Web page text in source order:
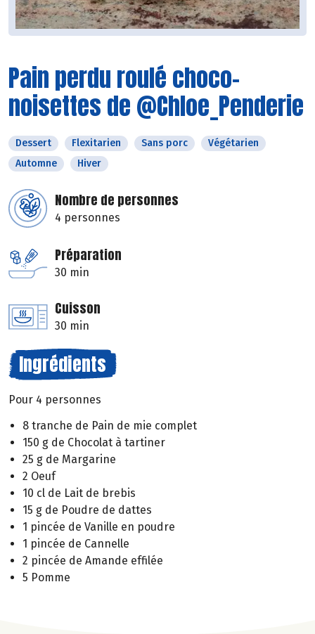
Pain perdu roulé choco-
noisettes de @Chloe_Penderie
Dessert Flexitarien Sans porc
Végétarien
Automne
Hiver
Nombre de personnes
4 personnes
Préparation
30 min
Cuisson
30 min
Ingrédients
Pour 4 personnes
8 tranche de Pain de mie complet
150 g de Chocolat à tartiner
25 g de Margarine
2 Oeuf
10 cl de Lait de brebis
15 g de Poudre de dattes
1 pincée de Vanille en poudre
1 pincée de Cannelle
2 pincée de Amande effilée
5 Pomme